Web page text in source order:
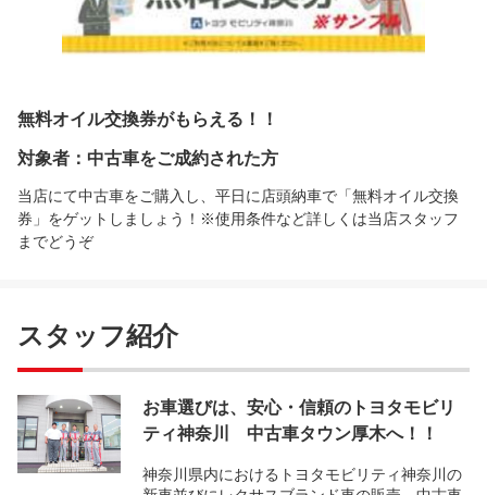
無料オイル交換券がもらえる！！
対象者：中古車をご成約された方
当店にて中古車をご購入し、平日に店頭納車で「無料オイル交換
券」をゲットしましょう！※使用条件など詳しくは当店スタッフ
までどうぞ
スタッフ紹介
お車選びは、安心・信頼のトヨタモビリ
ティ神奈川 中古車タウン厚木へ！！
神奈川県内におけるトヨタモビリティ神奈川の